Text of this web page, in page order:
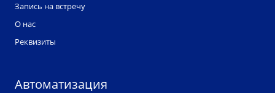
Запись на встречу
О нас
Реквизиты
Автоматизация